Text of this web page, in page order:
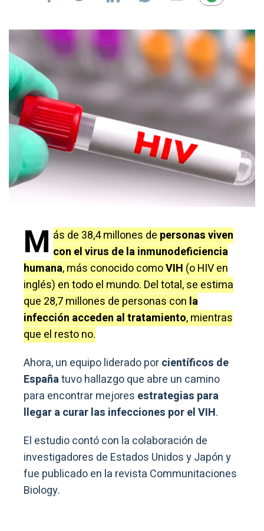
M ás de 38,4 millones de personas viven
con el virus de la inmunodeficiencia
humana, más conocido comoVIH (o HIV en
inglés) en todo el mundo. Del total, se estima
que 28,7 millones de personas con la
infección acceden al tratamiento, mientras
que el resto no.
Ahora, un equipo liderado porcientíficos de
Españatuvo hallazgo que abre un camino
para encontrar mejores estrategias para
llegar a curar las infecciones por el VIH.
El estudio contó con la colaboración de
investigadores de Estados Unidos y Japón y
fue publicado en la revista Communitaciones
Biology.